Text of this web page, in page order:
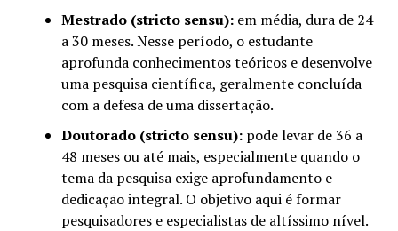
Mestrado (stricto sensu):em média, dura de 24
a 30 meses. Nesse período, o estudante
aprofunda conhecimentos teóricos e desenvolve
uma pesquisa científica, geralmente concluída
com a defesa de uma dissertação.
Doutorado (stricto sensu):pode levar de 36 a
48 meses ou até mais, especialmente quando o
tema da pesquisa exige aprofundamento e
dedicação integral. O objetivo aqui é formar
pesquisadores e especialistas de altíssimo nível.